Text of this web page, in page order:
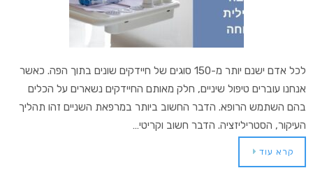
לכל אדם ישנם יותר מ-150 סוגים של חיידקים שונים בתוך הפה. כאשר
אנחנו עוברים טיפול שיניים, חלק מאותם החיידקים נשארים על הכלים
בהם השתמש הרופא. הדבר החשוב ביותר במרפאת השניים זהו תהליך
העיקור, הסטריליזציה. הדבר חשוב וקריטי…
קרא עוד